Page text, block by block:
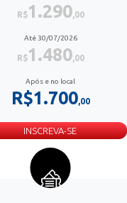
R$1.290,00
Até 30/07/2026
R$1.480,00
Após e no local
R$1.700,00
INSCREVA-SE